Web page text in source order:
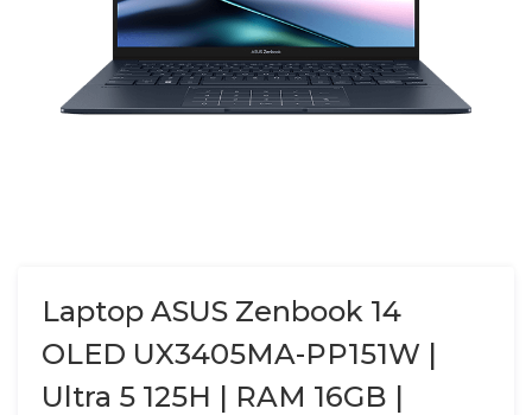
Laptop ASUS Zenbook 14
OLED UX3405MA-PP151W |
Ultra 5 125H | RAM 16GB |